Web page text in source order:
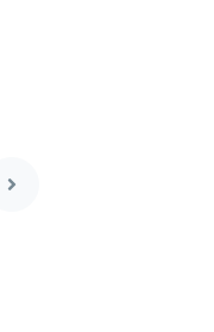
次